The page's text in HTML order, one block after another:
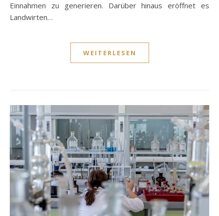
Einnahmen zu generieren. Darüber hinaus eröffnet es
Landwirten…
WEITERLESEN